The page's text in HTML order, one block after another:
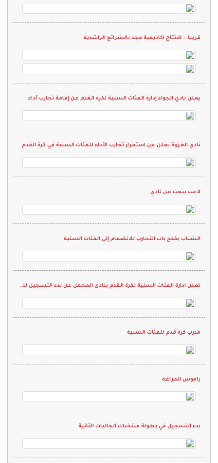
قريبا … افتتاح اكاديمية مجد بالشرائع الراشدية
يعلن نادي الجواء إدارة الفئات السنية لكرة القدم عن إقامة تجارب أداء
نادي الغزوة يعلن عن استمرار تجارب الأداء للفئات السنية في كرة القدم
لاعب يبحث عن نادي
الشباب يفتح باب التجارب للانضمام إلى الفئات السنية
تعلن ادارة الفئات السنية لكرة القدم بنادي المحمل عن بدء التسجيل للمرحلة الأولى
مدرب كرة قدم للفئات السنية
راموس المراغه
بدء التسجيل في بطولة منتخبات الجاليات الثانية